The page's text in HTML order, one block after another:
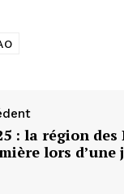
: la région des
lors d’une